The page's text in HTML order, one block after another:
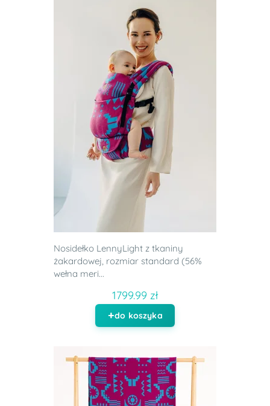
Nosidełko LennyLight z tkaniny
żakardowej, rozmiar standard (56%
wełna meri...
1799.99 zł
do koszyka